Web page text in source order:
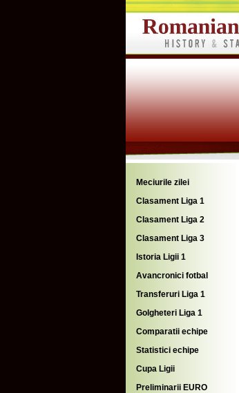
Meciurile zilei
Clasament Liga 1
Clasament Liga 2
Clasament Liga 3
Istoria Ligii 1
Avancronici fotbal
Transferuri Liga 1
Golgheteri Liga 1
Comparatii echipe
Statistici echipe
Cupa Ligii
Preliminarii EURO